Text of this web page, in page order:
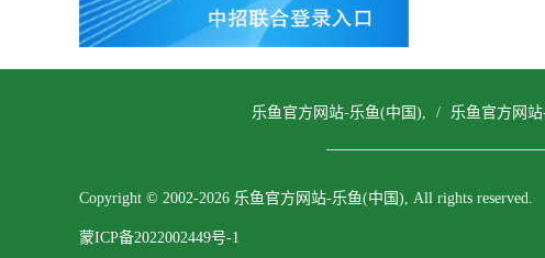
乐鱼官方网站-乐鱼(中国), / 乐鱼官方网
Copyright © 2002-2026 乐鱼官方网站-乐鱼(中国), All rights reserved.
蒙ICP备2022002449号-1